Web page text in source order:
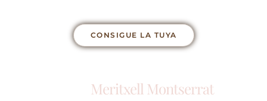
CONSIGUE LA TUYA
Meritxell Montserrat